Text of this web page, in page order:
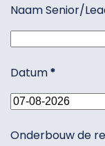
Naam Senior/
Datum*
Onderbouw de